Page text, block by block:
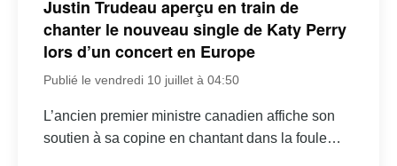
Justin Trudeau aperçu en train de
chanter le nouveau single de Katy Perry
lors d’un concert en Europe
Publié le vendredi 10 juillet à 04:50
L’ancien premier ministre canadien affiche son
soutien à sa copine en chantant dans la foule…